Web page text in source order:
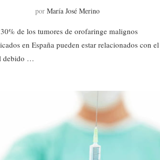
porMaría José Merino
de los tumores de orofaringe malignos
en España pueden estar relacionados con el
debido …